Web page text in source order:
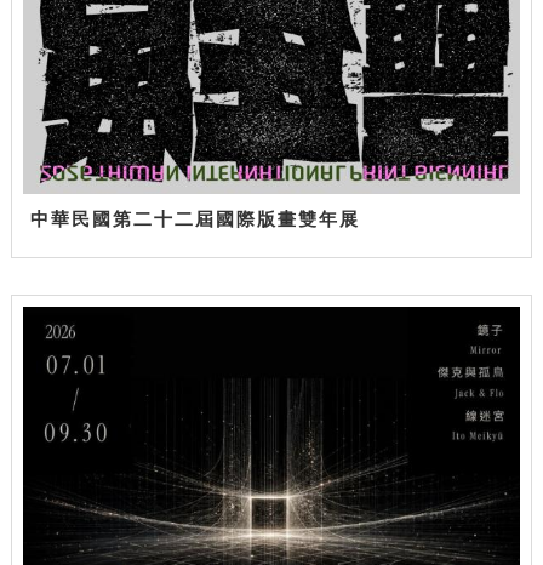
中華民國第二十二屆國際版畫雙年展